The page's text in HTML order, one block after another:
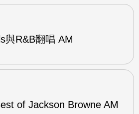
與R&B翻唱 AM
of Jackson Browne AM